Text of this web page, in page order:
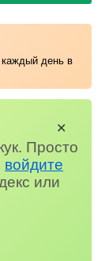
день в
Просто
войдите
или
✕